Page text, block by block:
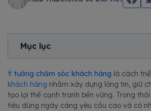
Mục lục
Ý tưởng chăm sóc khách hàng là cách
khách hàng nhằm xây dựng lòng tin, giữ
tạo lợi thế cạnh tranh bền vững. Trong
tiêu dùng ngày càng yêu cầu cao và có